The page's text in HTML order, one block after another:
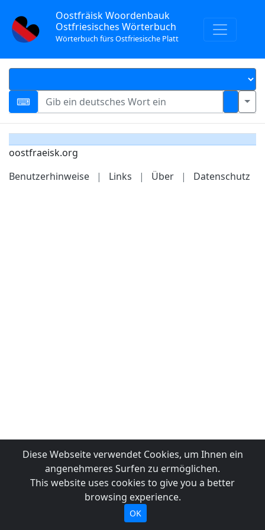
Oostfräisk Woordenbauk
Ostfriesisches Wörterbuch
Wörterbuch fürs Ostfriesische Platt
oostfraeisk.org
Benutzerhinweise
| Links | Über | Datenschutz
Diese Webseite verwendet Cookies, um Ihnen ein
angenehmeres Surfen zu ermöglichen.
This website uses cookies to give you a better
browsing experience.
OK